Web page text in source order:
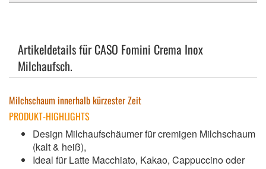
Artikeldetails für CASO Fomini Crema Inox
Milchaufsch.
Milchschaum innerhalb kürzester Zeit
PRODUKT-HIGHLIGHTS
Design Milchaufschäumer für cremigen Milchschaum
(kalt & heiß),
Ideal für Latte Macchiato, Kakao, Cappuccino oder